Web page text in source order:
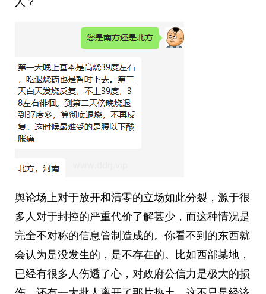
舆论场上对于放开和清零的立场如此分裂，源于很
多人对于封控的严重代价了解甚少，而这种情况是
完全不对称的信息管制造成的。你看不到的东西就
会认为是没发生的，是不存在的。比如西部某地，
已经有很多人伤透了心，对政府公信力是极大的损